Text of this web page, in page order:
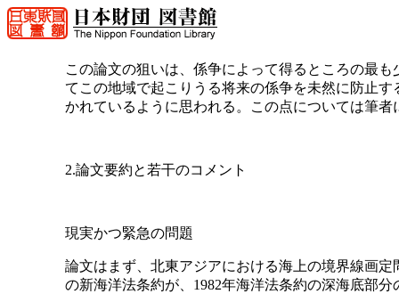
この論文の狙いは、係争によって得るところの最
てこの地域で起こりうる将来の係争を未然に防止
かれているように思われる。この点については筆
2.論文要約と若干のコメント
現実かつ緊急の問題
論文はまず、北東アジアにおける海上の境界線画
の新海洋法条約が、1982年海洋法条約の深海底部